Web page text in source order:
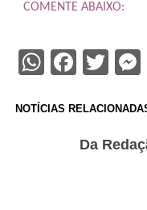
COMENTE ABAIXO:
NOTÍCIAS
Da